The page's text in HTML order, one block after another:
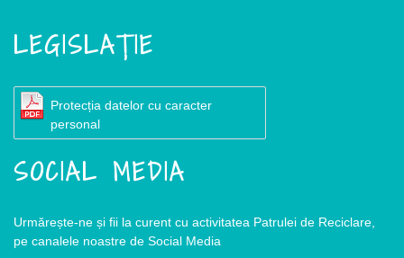
LEGISLAȚIE
Protecția datelor cu caracter
personal
SOCIAL MEDIA
Urmărește-ne și fii la curent cu activitatea Patrulei de Reciclare,
pe canalele noastre de Social Media